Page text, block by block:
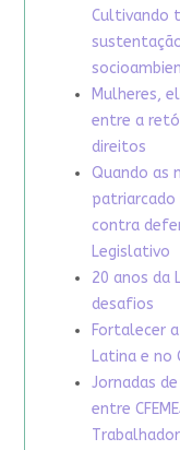
Cultivando
Mulheres,
entre a
direitos
Quando as
patriarcado
contra
Legislativo
20 anos da
desafios
Fortalecer
Latina e no
Jornadas
entre